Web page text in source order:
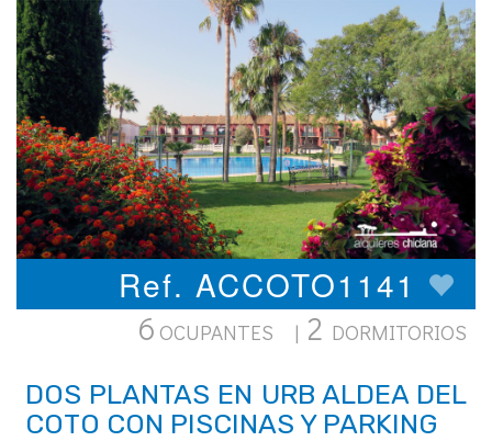
Ref. ACCOTO1141
6 OCUPANTES | 2 DORMITORIOS
DOS PLANTAS EN URB ALDEA DEL
COTO CON PISCINAS Y PARKING